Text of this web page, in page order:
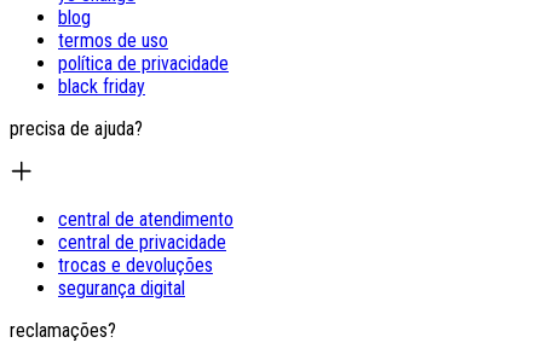
blog
termos de uso
política de privacidade
black friday
precisa de ajuda?
central de atendimento
central de privacidade
trocas e devoluções
segurança digital
reclamações?